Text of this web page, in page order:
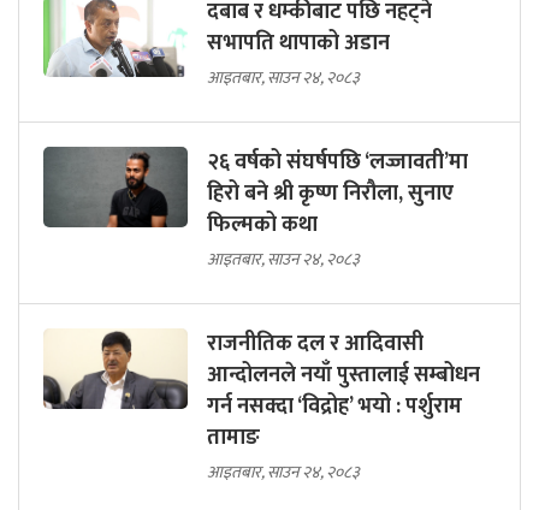
दबाब र धम्कीबाट पछि नहट्ने
सभापति थापाको अडान
आइतबार, साउन २४, २०८३
२६ वर्षको संघर्षपछि ‘लज्जावती’मा
हिरो बने श्री कृष्ण निरौला, सुनाए
फिल्मको कथा
आइतबार, साउन २४, २०८३
राजनीतिक दल र आदिवासी
आन्दोलनले नयाँ पुस्तालाई सम्बोधन
गर्न नसक्दा ‘विद्रोह’ भयो : पर्शुराम
तामाङ
आइतबार, साउन २४, २०८३